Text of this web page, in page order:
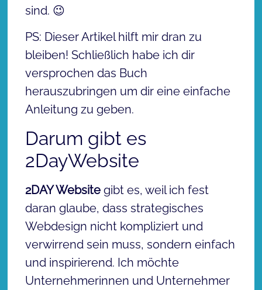
sind. 😉
PS: Dieser Artikel hilft mir dran zu
bleiben! Schließlich habe ich dir
versprochen das Buch
herauszubringen um dir eine einfache
Anleitung zu geben.
Darum gibt es
2DayWebsite
2DAY Website gibt es, weil ich fest
daran glaube, dass strategisches
Webdesign nicht kompliziert und
verwirrend sein muss, sondern einfach
und inspirierend. Ich möchte
Unternehmerinnen und Unternehmer